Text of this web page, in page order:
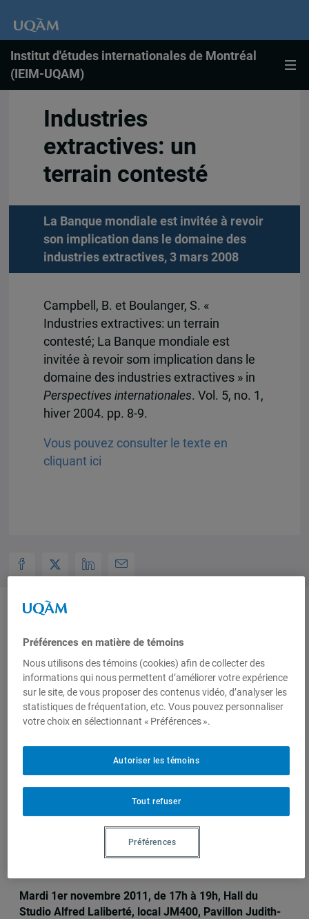
Institut d'études internationales de Montréal
(IEIM-UQAM)
Industries
extractives: un
terrain contesté
La Banque mondiale est invitée à revoir
son implication dans le domaine des
industries extractives, 3 mars 2008
Campbell, B. et Boulanger, S. «
Industries extractives: un terrain
contesté; La Banque mondiale est
invitée à revoir som implication dans le
domaine des industries extractives » in
Perspectives internationales. Vol. 5, no. 1,
hiver 2004. pp. 8-9.
Vous pouvez consulter le texte en
cliquant ici
Chaire C.-A.
Poissant de
recherche sur
la gouvernance
développement
Sur le même sujet
Mardi 1er novembre 2011, de 17h à 19h, Hall du
Studio Alfred Laliberté, local JM400, Pavillon Judith-
Préférences en matière de témoins
Nous utilisons des témoins (cookies) afin de collecter des
informations qui nous permettent d’améliorer votre expérience
sur le site, de vous proposer des contenus vidéo, d’analyser les
statistiques de fréquentation, etc. Vous pouvez personnaliser
votre choix en sélectionnant « Préférences ».
Tout refuser
Autoriser les témoins
Préférences